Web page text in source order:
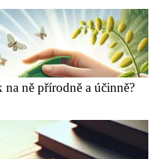
na ně přírodně a účinně?